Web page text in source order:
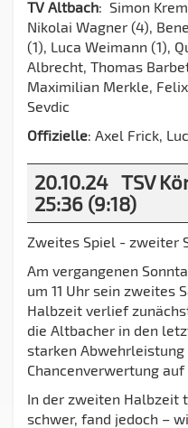
TV Altbach: Simon
Nikolai Wagner (4),
(1), Luca Weimann (1),
Albrecht, Thomas
Maximilian Merkle,
Sevdic
Offizielle: Axel Frick,
20.10.24 TSV
25:36 (9:18)
Zweites Spiel - zweiter
Am vergangenen
um 11 Uhr sein zweites
Halbzeit verlief
die Altbacher in den
starken
Chancenverwertung auf
In der zweiten Halbzeit
schwer, fand jedoch –